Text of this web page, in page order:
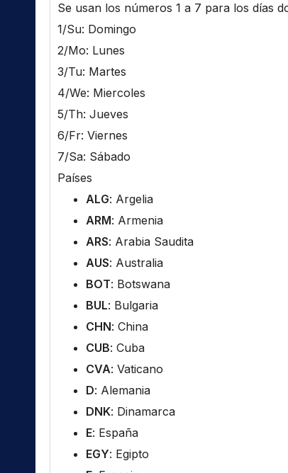
Se usan los números 1 a 7 para los días
1/Su: Domingo
2/Mo: Lunes
3/Tu: Martes
4/We: Miercoles
5/Th: Jueves
6/Fr: Viernes
7/Sa: Sábado
Países
ALG: Argelia
ARM: Armenia
ARS: Arabia Saudita
AUS: Australia
BOT: Botswana
BUL: Bulgaria
CHN: China
CUB: Cuba
CVA: Vaticano
D: Alemania
DNK: Dinamarca
E: España
EGY: Egipto